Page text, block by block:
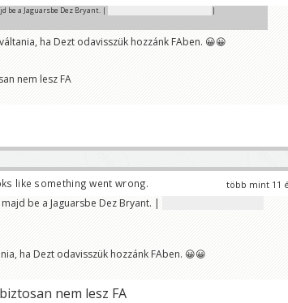
be a Jaguarsbe Dez Bryant. | |
ha Dezt odavisszük hozzánk FAben. 😀😀
nem lesz FA
több mint 11
like something went wrong.
be a Jaguarsbe Dez Bryant. |
ha Dezt odavisszük hozzánk FAben. 😀😀
nem lesz FA